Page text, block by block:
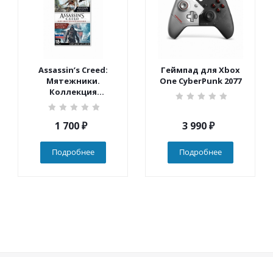
Assassin’s Creed:
Мятежники.
Коллекция
(Nintendo Switch)
1 700₽
Подробнее
Геймпад для Xbox
One CyberPunk 2077
3 990₽
Подробнее